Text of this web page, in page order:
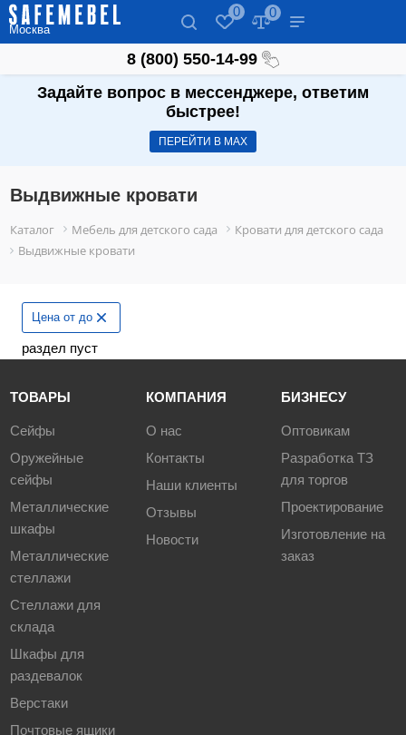
Москва
0 0
8 (800) 550-14-99
Задайте вопрос в мессенджере, ответим
быстрее!
ПЕРЕЙТИ В МАХ
Выдвижные кровати
Каталог Мебель для детского сада
Кровати для детского сада
Выдвижные кровати
Цена от до
раздел пуст
ТОВАРЫ
Сейфы
Оружейные
сейфы
Металлические
шкафы
Металлические
стеллажи
Стеллажи для
склада
Шкафы для
раздевалок
Верстаки
Почтовые ящики
КОМПАНИЯ
О нас
Контакты
Наши клиенты
Отзывы
Новости
БИЗНЕСУ
Оптовикам
Разработка ТЗ
для торгов
Проектирование
Изготовление на
заказ